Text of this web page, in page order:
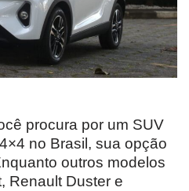
procura por um SUV
no Brasil, sua opção
outros modelos
Renault Duster e